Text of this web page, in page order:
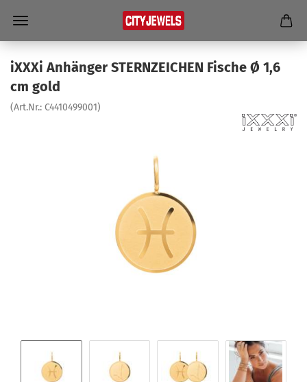
iXXXi An­hän­ger STERN­ZEI­CHEN Fi­sche Ø 1,6
cm gold
(Art.Nr.: C4410499001)